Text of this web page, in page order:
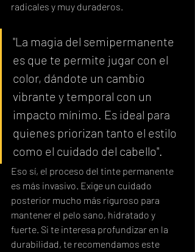
radicales y muy duraderos.
"La magia del semipermanente
es que te permite jugar con el
color, dándote un cambio
vibrante y temporal con un
impacto mínimo. Es ideal para
quienes priorizan tanto el estilo
como el cuidado del cabello".
Eso sí, el proceso del tinte permanente
es más invasivo. Exige un cuidado
posterior mucho más riguroso para
mantener el pelo sano, hidratado y
fuerte. Si te interesa profundizar en la
durabilidad, te recomendamos este